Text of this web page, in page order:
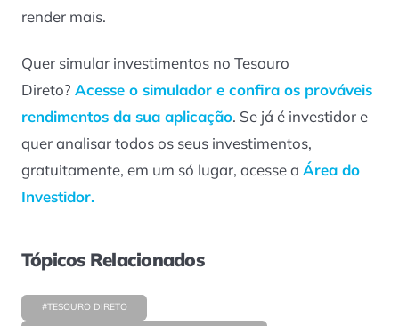
render mais.
Quer simular investimentos no Tesouro
Direto? Acesse o simulador e confira os prováveis
rendimentos da sua aplicação. Se já é investidor e
quer analisar todos os seus investimentos,
gratuitamente, em um só lugar, acesse a Área do
Investidor.
Tópicos Relacionados
#TESOURO DIRETO